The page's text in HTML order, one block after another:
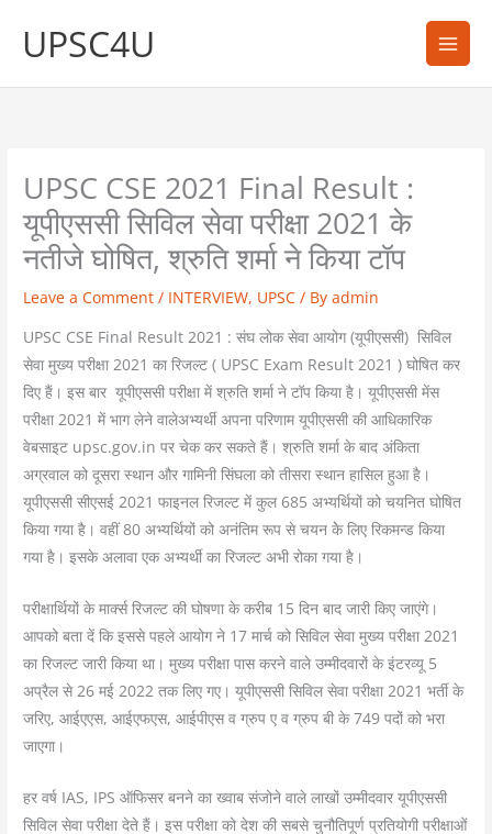
UPSC4U
UPSC CSE 2021 Final Result :
यूपीएससी सिविल सेवा परीक्षा 2021 के
नतीजे घोषित, श्रुति शर्मा ने किया टॉप
Leave a Comment / INTERVIEW, UPSC / Byadmin
UPSC CSE Final Result 2021 : संघ लोक सेवा आयोग (यूपीएससी) सिविल
सेवा मुख्य परीक्षा 2021 का रिजल्ट ( UPSC Exam Result 2021 ) घोषित कर
दिए हैं। इस बार यूपीएससी परीक्षा में श्रुति शर्मा ने टॉप किया है। यूपीएससी मेंस
परीक्षा 2021 में भाग लेने वालेअभ्यर्थी अपना परिणाम यूपीएससी की आधिकारिक
वेबसाइट upsc.gov.in पर चेक कर सकते हैं। श्रुति शर्मा के बाद अंकिता
अग्रवाल को दूसरा स्थान और गामिनी सिंघला को तीसरा स्थान हासिल हुआ है।
यूपीएससी सीएसई 2021 फाइनल रिजल्ट में कुल 685 अभ्यर्थियों को चयनित घोषित
किया गया है। वहीं 80 अभ्यर्थियों को अनंतिम रूप से चयन केे लिए रिकमन्ड किया
गया है। इसके अलावा एक अभ्यर्थी का रिजल्ट अभी रोका गया है।
परीक्षार्थियों के मार्क्स रिजल्ट की घोषणा के करीब 15 दिन बाद जारी किए जाएंगे।
आपको बता दें कि इससे पहले आयोग ने 17 मार्च को सिविल सेवा मुख्य परीक्षा 2021
का रिजल्ट जारी किया था। मुख्य परीक्षा पास करने वाले उम्मीदवारों के इंटरव्यू 5
अप्रैल से 26 मई 2022 तक लिए गए। यूपीएससी सिविल सेवा परीक्षा 2021 भर्ती के
जरिए, आईएएस, आईएफएस, आईपीएस व ग्रुप ए व ग्रुप बी के 749 पदों को भरा
जाएगा।
हर वर्ष IAS, IPS ऑफिसर बनने का ख्वाब संजोने वाले लाखों उम्मीदवार यूपीएससी
सिविल सेवा परीक्षा देते हैं। इस परीक्षा को देश की सबसे चुनौतिपूर्ण प्रतियोगी परीक्षाओं